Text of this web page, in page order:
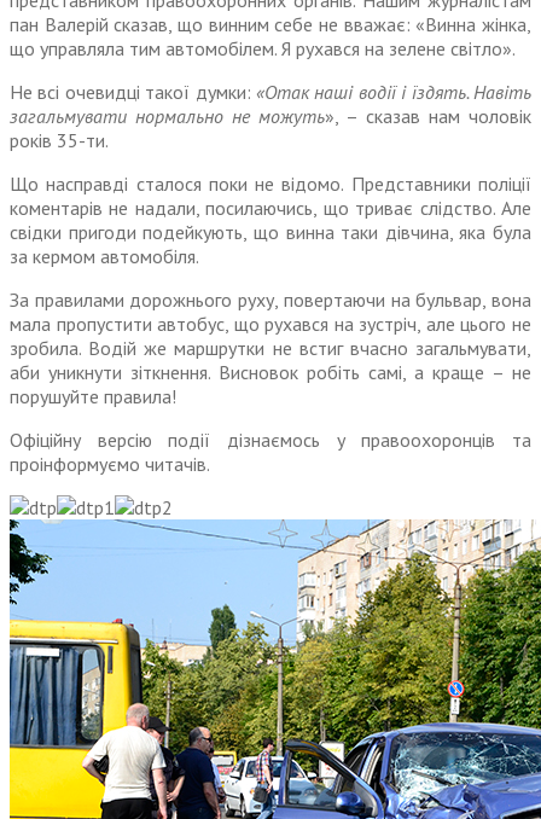
пан Валерій сказав, що винним себе не вважає: «Винна жінка,
що управляла тим автомобілем. Я рухався на зелене світло».
Не всі очевидці такої думки: «Отак наші водії і їздять. Навіть
загальмувати нормально не можуть», – сказав нам чоловік
років 35-ти.
Що насправді сталося поки не відомо. Представники поліції
коментарів не надали, посилаючись, що триває слідство. Але
свідки пригоди подейкують, що винна таки дівчина, яка була
за кермом автомобіля.
За правилами дорожнього руху, повертаючи на бульвар, вона
мала пропустити автобус, що рухався на зустріч, але цього не
зробила. Водій же маршрутки не встиг вчасно загальмувати,
аби уникнути зіткнення. Висновок робіть самі, а краще – не
порушуйте правила!
Офіційну версію події дізнаємось у правоохоронців та
проінформуємо читачів.